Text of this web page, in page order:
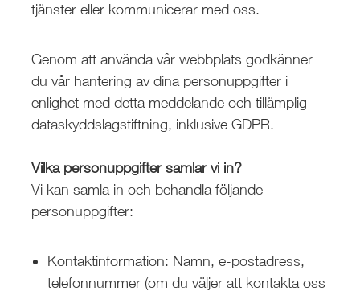
tjänster eller kommunicerar med oss.
Genom att använda vår webbplats godkänner
du vår hantering av dina personuppgifter i
enlighet med detta meddelande och tillämplig
dataskyddslagstiftning, inklusive GDPR.
Vilka personuppgifter samlar vi in?
Vi kan samla in och behandla följande
personuppgifter:
Kontaktinformation: Namn, e-postadress,
telefonnummer (om du väljer att kontakta oss